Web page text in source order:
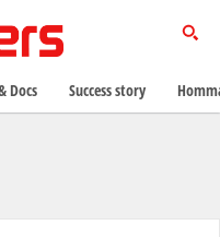
Docs Success story